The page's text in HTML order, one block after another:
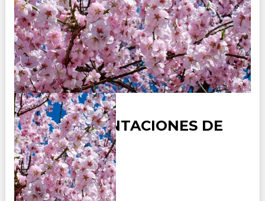
JAPON - TENTACIONES DE
JAPON
Duración:
7Días6Noches